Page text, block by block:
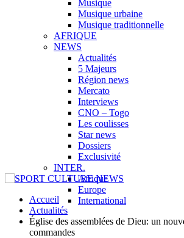
Musique
Musique urbaine
Musique traditionnelle
AFRIQUE
NEWS
Actualités
5 Majeurs
Région news
Mercato
Interviews
CNO – Togo
Les coulisses
Star news
Dossiers
Exclusivité
INTER.
Afrique
Europe
International
Accueil
Actualités
Église des assemblées de Dieu: un
commandes